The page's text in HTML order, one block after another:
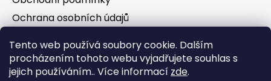
Tento web používá soubory cookie. Dalším
procházením tohoto webu vyjadřujete souhlas s
jejich používáním.. Více informací zde.
Ochrana osobních údajů
Facebook